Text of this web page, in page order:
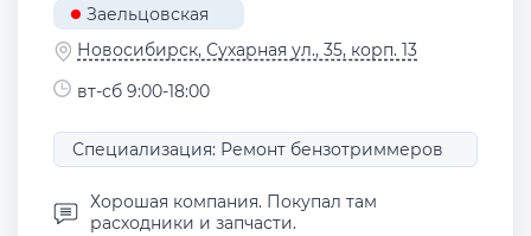
Заельцовская
Новосибирск, Сухарная ул., 35, корп. 13
вт-сб 9:00-18:00
Специализация: Ремонт бензотриммеров
Хорошая компания. Покупал там
расходники и запчасти.